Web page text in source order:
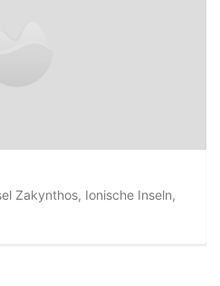
Zakynthos, Ionische Inseln,